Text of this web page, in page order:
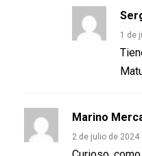
1 de
Marino
2 de julio de 2024